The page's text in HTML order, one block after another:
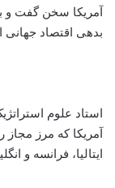
بدهی اقتصاد
آمریکا که مرز
ایتالیا، فرانسه و